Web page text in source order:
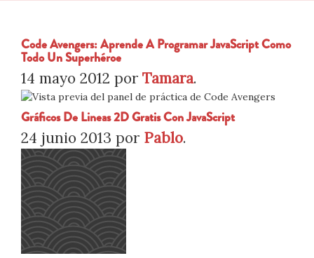
Code Avengers: Aprende A Programar JavaScript Como
Todo Un Superhéroe
14 mayo 2012 por Tamara.
Gráficos De Lineas 2D Gratis Con JavaScript
24 junio 2013 por Pablo.